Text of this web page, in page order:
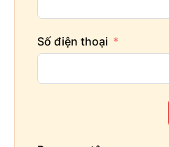
Số điện thoại